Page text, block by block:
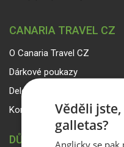
CANARIA TRAVEL CZ
O Canaria Travel CZ
Dárkové poukazy
Delegáti
Kontakty
DŮLEŽITÉ INFORMACE
Věděli
galletas?
Anglicky se